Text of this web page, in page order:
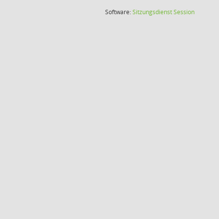
Software:SitzungsdienstSession(Wird in